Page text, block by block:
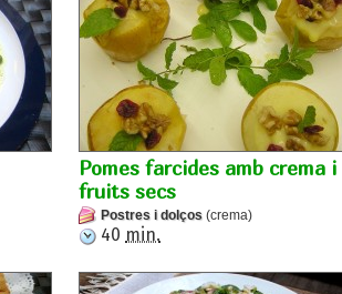
Pomes farcides amb crema i
fruits secs
Postres i dolços (crema)
40 min.